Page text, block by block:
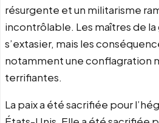
résurgente et un militarisme
incontrôlable. Les maîtres de
s’extasier, mais les
notamment une conflagration
terrifiantes.
La paix a été sacrifiée pour